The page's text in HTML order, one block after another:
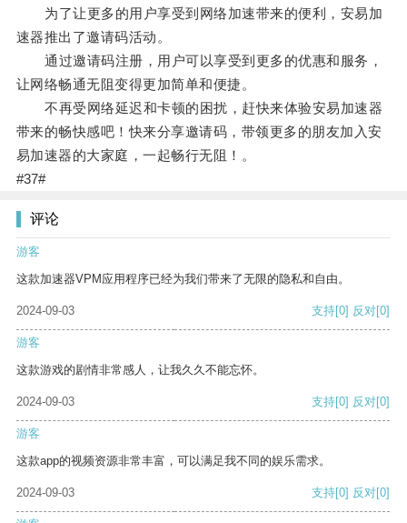
为了让更多的用户享受到网络加速带来的便利，安易加
速器推出了邀请码活动。
通过邀请码注册，用户可以享受到更多的优惠和服务，
让网络畅通无阻变得更加简单和便捷。
不再受网络延迟和卡顿的困扰，赶快来体验安易加速器
带来的畅快感吧！快来分享邀请码，带领更多的朋友加入安
易加速器的大家庭，一起畅行无阻！。
#37#
评论
游客
这款加速器VPM应用程序已经为我们带来了无限的隐私和自由。
2024-09-03 支持[0] 反对[0]
游客
这款游戏的剧情非常感人，让我久久不能忘怀。
2024-09-03 支持[0] 反对[0]
游客
这款app的视频资源非常丰富，可以满足我不同的娱乐需求。
2024-09-03 支持[0] 反对[0]